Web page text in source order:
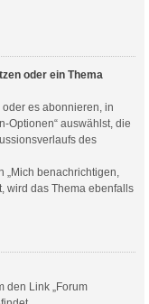
oder ein Thema
es abonnieren, in
Optionen“ auswählst, die
des
„Mich benachrichtigen,
wird das Thema ebenfalls
den Link „Forum